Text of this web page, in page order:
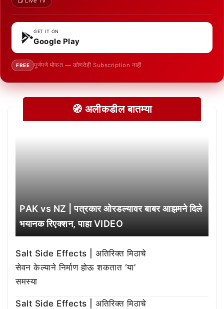
GET IT ON
Google Play
FREE पूर्णपणे मोफत — कोणतेही Subscription नाही
🧭 अलीकडील बातम्या
PAK vs NZ | पत्रकार ओरडल्यावर बाबर आझमने दिले
भयानक रिएक्शन, पाहा VIDEO
Salt Side Effects | अतिरिक्त मिठाचे
सेवन केल्याने निर्माण होऊ शकतात ‘या’
समस्या
Salt Side Effects | अतिरिक्त मिठाचे